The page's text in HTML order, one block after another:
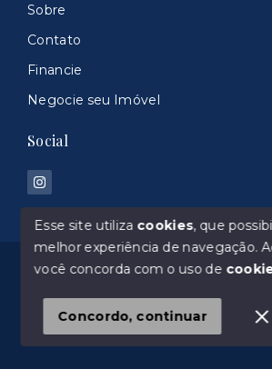
Olá! Estamos disponíveis
Sobre
Contato
Financie
Negocie seu Imóvel
Social
© Copyright 2026 - 100% Imoveis
SITE PARA IMOBILIARIA
Esse site utiliza cookies, que
melhor experiência de navegação.
você concorda com o uso de
Concordo, continuar